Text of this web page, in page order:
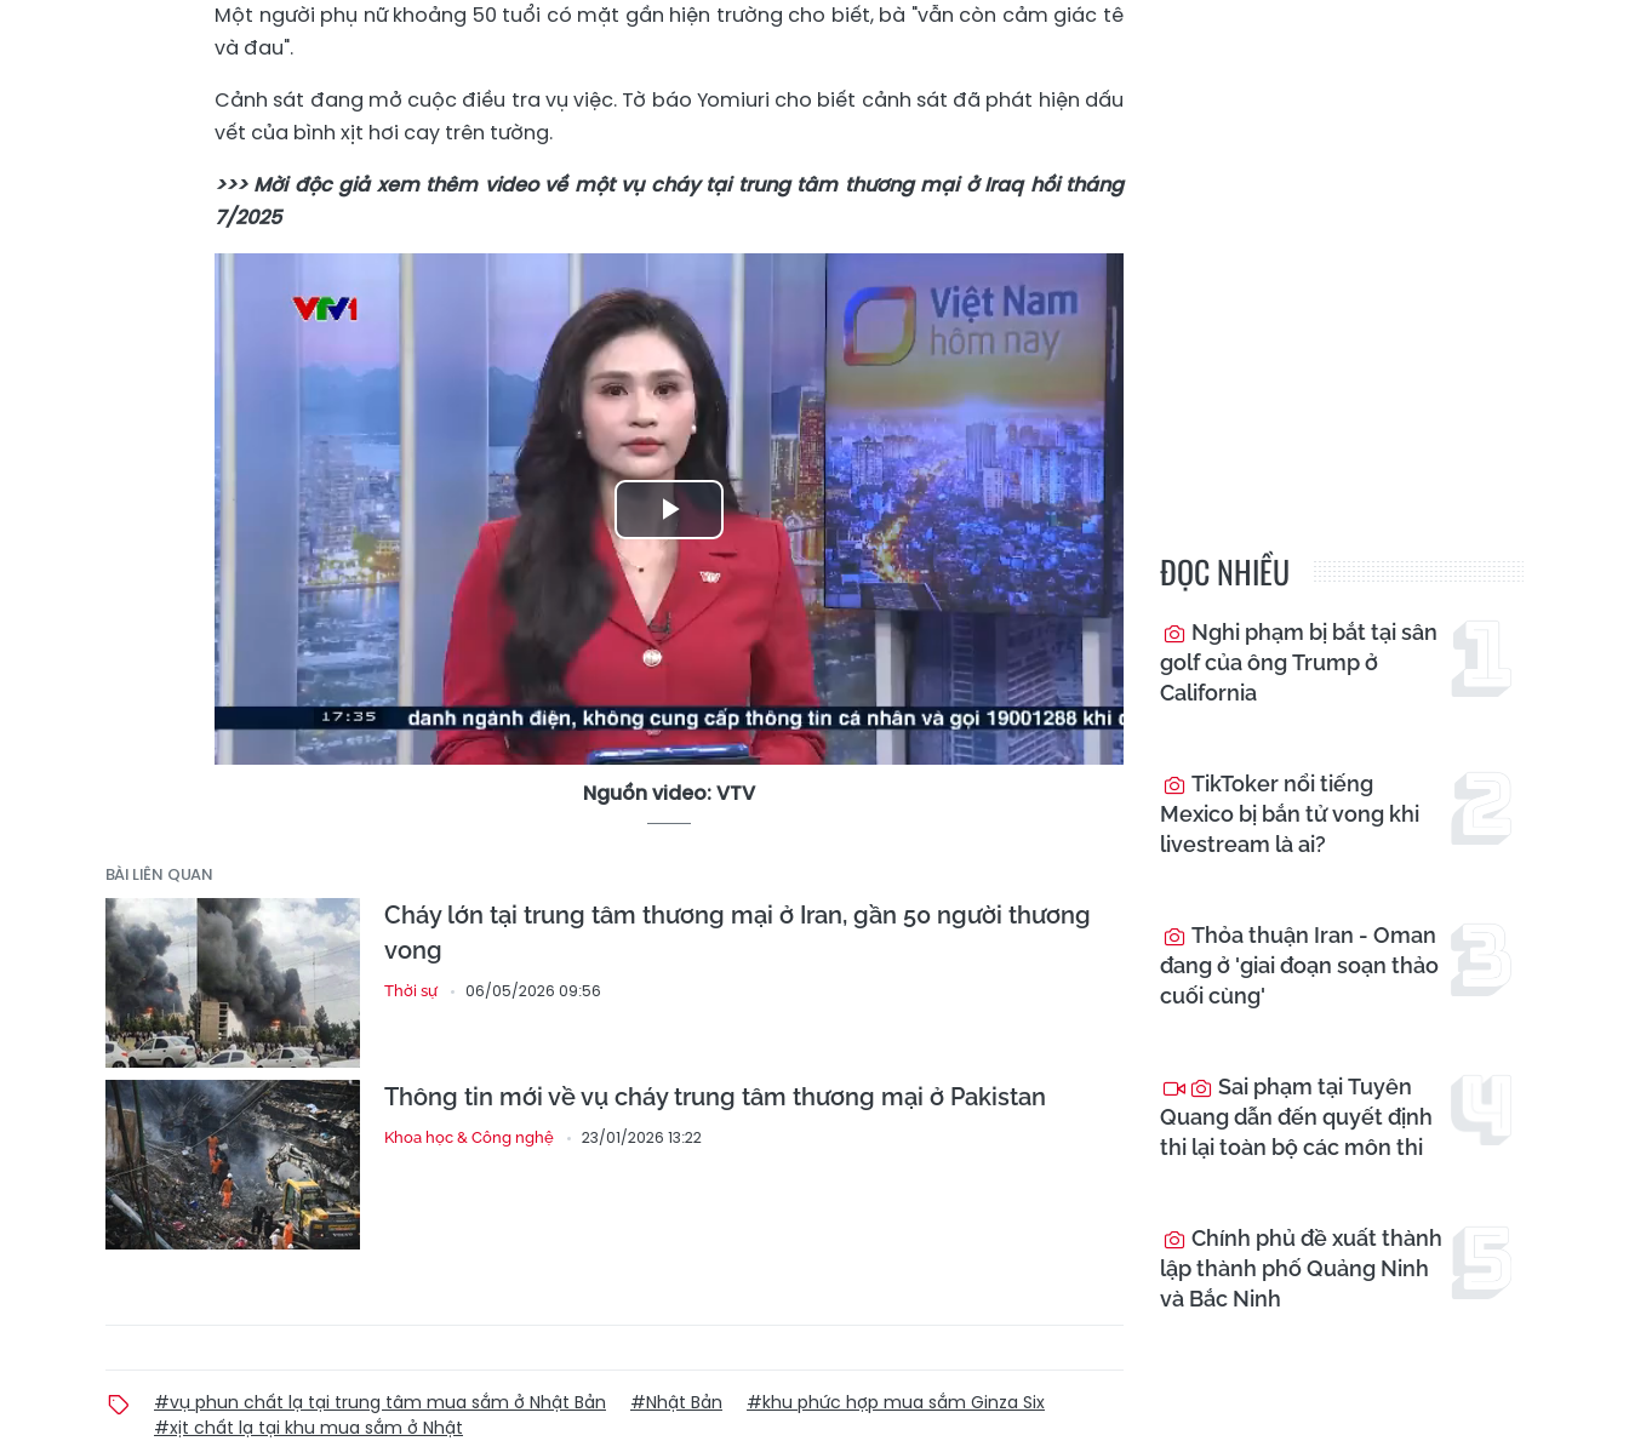
Một người phụ nữ khoảng 50 tuổi có mặt gần hiện trường cho biết, bà "vẫn còn cảm giác tê
và đau".
Cảnh sát đang mở cuộc điều tra vụ việc. Tờ báo Yomiuri cho biết cảnh sát đã phát hiện dấu
vết của bình xịt hơi cay trên tường.
>>> Mời độc giả xem thêm video về một vụ cháy tại trung tâm thương mại ở Iraq hồi tháng
7/2025
Play
Video
Nguồn video: VTV
BÀI LIÊN QUAN
Cháy lớn tại trung tâm thương mại ở Iran, gần 50 người thương
vong
Thời sự 06/05/2026 09:56
Thông tin mới về vụ cháy trung tâm thương mại ở Pakistan
Khoa học & Công nghệ 23/01/2026 13:22
#vụ phun chất lạ tại trung tâm mua sắm ở Nhật Bản #Nhật Bản
#khu phức hợp mua sắm Ginza Six
#xịt chất lạ tại khu mua sắm ở Nhật
ĐỌC NHIỀU
Nghi phạm bị bắt tại sân
golf của ông Trump ở
California
TikToker nổi tiếng
Mexico bị bắn tử vong khi
livestream là ai?
Thỏa thuận Iran - Oman
đang ở 'giai đoạn soạn thảo
cuối cùng'
Sai phạm tại Tuyên
Quang dẫn đến quyết định
thi lại toàn bộ các môn thi
Chính phủ đề xuất thành
lập thành phố Quảng Ninh
và Bắc Ninh